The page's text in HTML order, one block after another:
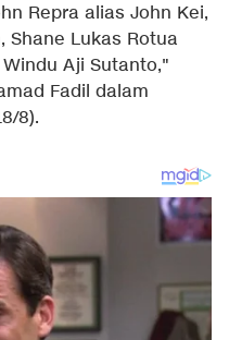
Repra alias John Kei,
Shane Lukas Rotua
Aji Sutanto,"
Fadil dalam
8).